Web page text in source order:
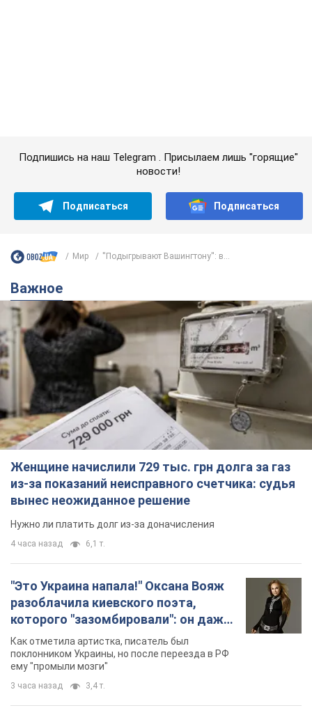
Важное
Женщине начислили 729 тыс. грн долга за газ
из-за показаний неисправного счетчика: судья
вынес неожиданное решение
Нужно ли платить долг из-за доначисления
4 часа назад 6,1 т.
"Это Украина напала!" Оксана Вояж
разоблачила киевского поэта,
которого "зазомбировали": он даже
русского не знал, а теперь хочет
Как отметила артистка, писатель был
ему "промыли мозги"
3 часа назад 3,4 т.
"Был обессилен": в Украине спасли
раненого грифа, выбравшего для
себя нетипичный маршрут. Фото
Пострадавшую птицу обнаружили на границе
Киевской и Черкасской областей